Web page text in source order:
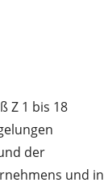
Z 1 bis 18
der
und in